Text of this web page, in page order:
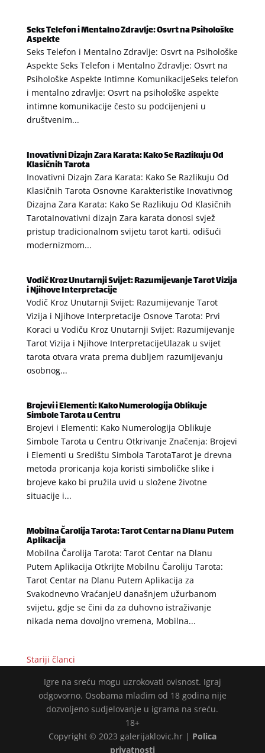
Seks Telefon i Mentalno Zdravlje: Osvrt na Psihološke
Aspekte
Seks Telefon i Mentalno Zdravlje: Osvrt na Psihološke
Aspekte Seks Telefon i Mentalno Zdravlje: Osvrt na
Psihološke Aspekte Intimne KomunikacijeSeks telefon
i mentalno zdravlje: Osvrt na psihološke aspekte
intimne komunikacije često su podcijenjeni u
društvenim...
Inovativni Dizajn Zara Karata: Kako Se Razlikuju Od
Klasičnih Tarota
Inovativni Dizajn Zara Karata: Kako Se Razlikuju Od
Klasičnih Tarota Osnovne Karakteristike Inovativnog
Dizajna Zara Karata: Kako Se Razlikuju Od Klasičnih
TarotaInovativni dizajn Zara karata donosi svjež
pristup tradicionalnom svijetu tarot karti, odišući
modernizmom...
Vodič Kroz Unutarnji Svijet: Razumijevanje Tarot Vizija
i Njihove Interpretacije
Vodič Kroz Unutarnji Svijet: Razumijevanje Tarot
Vizija i Njihove Interpretacije Osnove Tarota: Prvi
Koraci u Vodiču Kroz Unutarnji Svijet: Razumijevanje
Tarot Vizija i Njihove InterpretacijeUlazak u svijet
tarota otvara vrata prema dubljem razumijevanju
osobnog...
Brojevi i Elementi: Kako Numerologija Oblikuje
Simbole Tarota u Centru
Brojevi i Elementi: Kako Numerologija Oblikuje
Simbole Tarota u Centru Otkrivanje Značenja: Brojevi
i Elementi u Središtu Simbola TarotaTarot je drevna
metoda proricanja koja koristi simboličke slike i
brojeve kako bi pružila uvid u složene životne
situacije i...
Mobilna Čarolija Tarota: Tarot Centar na Dlanu Putem
Aplikacija
Mobilna Čarolija Tarota: Tarot Centar na Dlanu
Putem Aplikacija Otkrijte Mobilnu Čaroliju Tarota:
Tarot Centar na Dlanu Putem Aplikacija za
Svakodnevno VraćanjeU današnjem užurbanom
svijetu, gdje se čini da za duhovno istraživanje
nikada nema dovoljno vremena, Mobilna...
Stariji članci
Igre na sreću mogu uzrokovati ovisnost. Igraj
odgovorno. Osobama mlađim od 18 godina nije
dozvoljeno sudjelovanje u igrama na sreću.
18+
Copyright © 2023 galerijaklovic.hr | Polica
privatnosti